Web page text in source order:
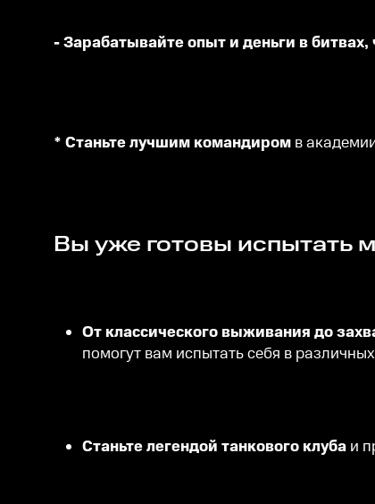
- Зарабатывайте опыт и деньги в
* Станьте лучшим командиром в
Вы уже готовы
От классического выживания до
помогут вам испытать себя в
Станьте легендой танкового клуба и